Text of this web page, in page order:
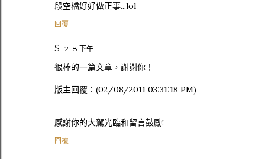
段空檔好好做正事...lol
回覆
S 2:18 下午
很棒的一篇文章，謝謝你！
版主回覆：(02/08/2011 03:31:18 PM)
感謝你的大駕光臨和留言鼓勵!
回覆